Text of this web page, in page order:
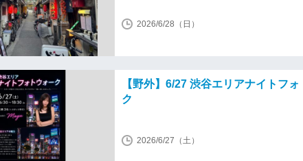
2026/6/28（日）
【野外】6/27 渋谷エリアナイトフ
ク
2026/6/27（土）